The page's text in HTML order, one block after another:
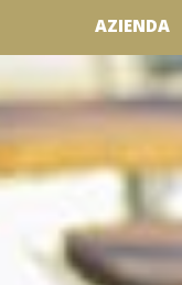
AZIENDA